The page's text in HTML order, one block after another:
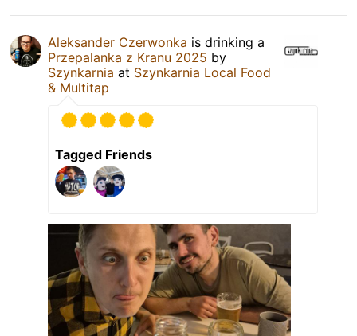
Aleksander Czerwonka is drinking a
Przepalanka z Kranu 2025 by
Szynkarnia at Szynkarnia Local Food
& Multitap
Tagged Friends